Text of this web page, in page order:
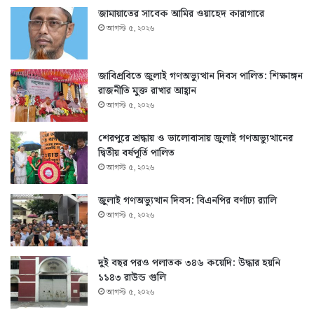
জামায়াতের সাবেক আমির ওয়াহেদ কারাগারে
আগস্ট ৫, ২০২৬
জাবিপ্রবিতে জুলাই গণঅভ্যুত্থান দিবস পালিত: শিক্ষাঙ্গন
রাজনীতি মুক্ত রাখার আহ্বান
আগস্ট ৫, ২০২৬
শেরপুরে শ্রদ্ধায় ও ভালোবাসায় জুলাই গণঅভ্যুত্থানের
দ্বিতীয় বর্ষপূর্তি পালিত
আগস্ট ৫, ২০২৬
জুলাই গণঅভ্যুত্থান দিবস: বিএনপির বর্ণাঢ্য র‍্যালি
আগস্ট ৫, ২০২৬
দুই বছর পরও পলাতক ৩৪৬ কয়েদি: উদ্ধার হয়নি
১১৪৩ রাউন্ড গুলি
আগস্ট ৫, ২০২৬